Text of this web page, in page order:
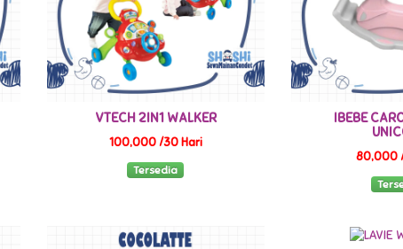
VTECH 2IN1 WALKER
100,000 /30 Hari
Tersedia
IBEBE
80,000